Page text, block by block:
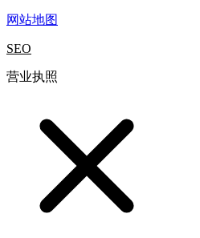
网站地图
SEO
营业执照